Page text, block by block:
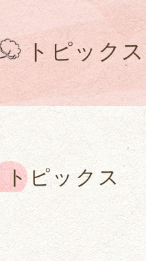
トピックス
トピックス